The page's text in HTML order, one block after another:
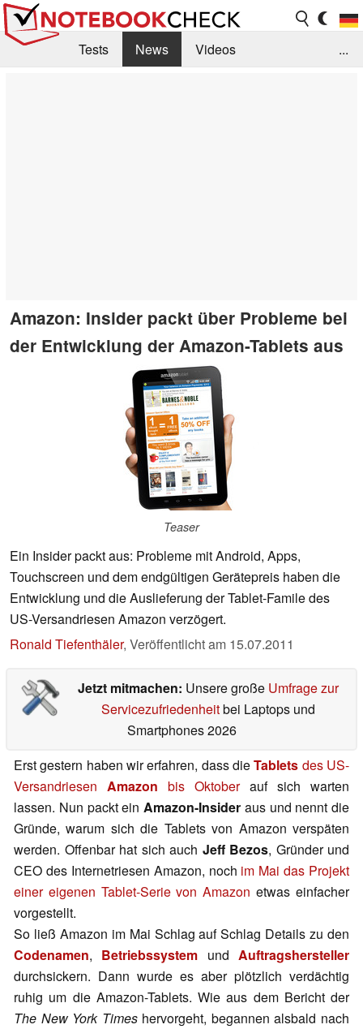
Tests News
Videos
...
Amazon: Insider packt über Probleme bei
der Entwicklung der Amazon-Tablets aus
Teaser
Ein Insider packt aus: Probleme mit Android, Apps,
Touchscreen und dem endgültigen Gerätepreis haben die
Entwicklung und die Auslieferung der Tablet-Famile des
US-Versandriesen Amazon verzögert.
Ronald Tiefenthäler, Veröffentlicht am 15.07.2011
Jetzt mitmachen: Unsere große Umfrage zur
Servicezufriedenheitbei Laptops und
Smartphones 2026
Erst gestern haben wir erfahren, dass dieTablets des US-
Versandriesen Amazon bis Oktoberauf sich warten
lassen. Nun packt ein Amazon-Insider aus und nennt die
Gründe, warum sich die Tablets von Amazon verspäten
werden. Offenbar hat sich auch Jeff Bezos, Gründer und
CEO des Internetriesen Amazon, noch im Mai das Projekt
einer eigenen Tablet-Serie von Amazon etwas einfacher
vorgestellt.
So ließ Amazon im Mai Schlag auf Schlag Details zu den
Codenamen, Betriebssystem undAuftragshersteller
durchsickern. Dann wurde es aber plötzlich verdächtig
ruhig um die Amazon-Tablets. Wie aus dem Bericht der
The New York Timeshervorgeht, begannen alsbald nach